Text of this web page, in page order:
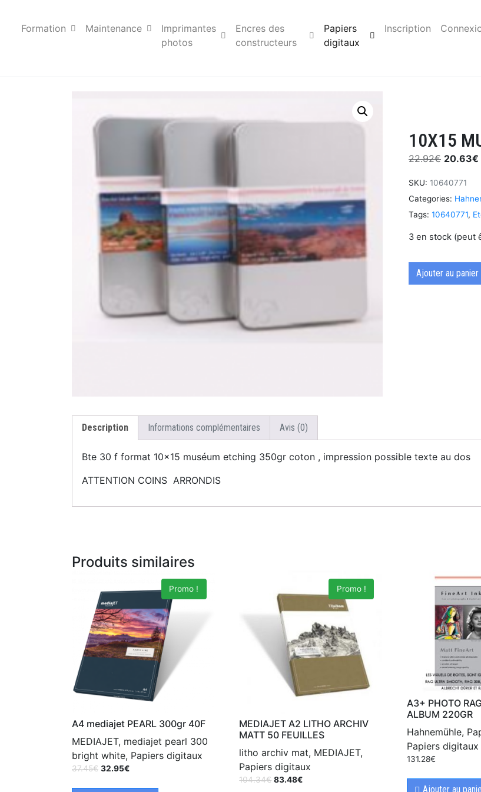
Formation Maintenance
Imprimantes
photos
Encres des
constructeurs
Papiers
digitaux
Inscription
10X15
22.92€ 20.63€
SKU: 10640771
Categories:
Tags: 10640771,
3 en stock (peut
Ajouter au panier
Description Informations complémentaires Avis (0)
Bte 30 f format 10×15 muséum etching 350gr coton , impression possible texte au dos
ATTENTION COINS ARRONDIS
Produits similaires
Promo !
A4 mediajet PEARL 300gr 40F
MEDIAJET, mediajet pearl 300
bright white, Papiers digitaux
37.45€ 32.95€
Promo !
MEDIAJET A2 LITHO ARCHIV
MATT 50 FEUILLES
litho archiv mat, MEDIAJET,
Papiers digitaux
104.34€ 83.48€
A3+ PHOTO
ALBUM 220GR
Hahnemühle,
Papiers digitaux
131.28€
Ajouter au